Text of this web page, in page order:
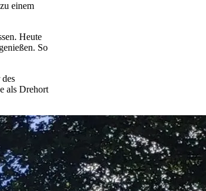
einem
Heute
So
als Drehort